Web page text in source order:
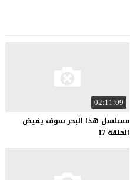
02:11:09
مسلسل هذا البحر سوف يفيض
الحلقة 17